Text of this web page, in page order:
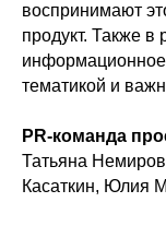
воспринимают
продукт. Также в
информационное
тематикой и
PR-команда
Татьяна
Касаткин, Юлия